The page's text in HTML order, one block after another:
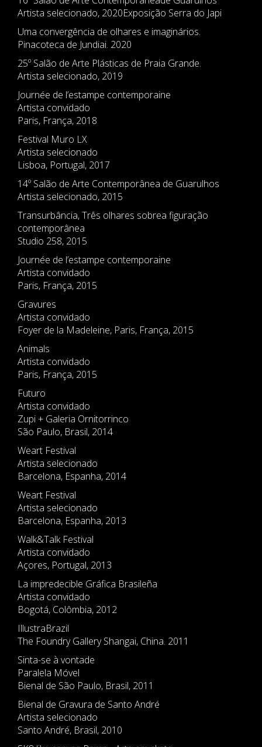
Artista selecionado, 2020Exposição Serra do Japi
Uma convergência de olhares e imaginários.
Pinacoteca de Jundiai. 2020
25º Salão de Arte Plásticas de Praia Grande.
Artista selecionado, 2019
Journée de l’estampe contemporaine
Artista convidado
Paris, França, 2018
Festival Muro LX
Artista selecionado
Lisboa, Portugal, 2017
14º Salão de Arte Contemporânea de Guarulhos
Artista selecionado, 2015
Transurbância, Três olhares sobrea figuração
contemporânea
Studio 258, 2015
Journée de l’estampe contemporaine
Artista convidado
Paris, França, 2015
Gravures
Artista convidado
Foyer de la Madeleine, Paris, França, 2015
Animals
Artista convidado
Paris, França, 2015
Futuro
Artista convidado
Zupi + Galeria Ornitorrinco
São Paulo, Brasil, 2014
Weart Festival
Artista selecionado
Barcelona, Espanha, 2014
Weart Festival
Artista selecionado
Barcelona, Espanha, 2013
Walk&Talk Festival
Artista convidado
Açores, Portugal, 2013
La impredecible Gráfica Brasileña
Artista convidado
Bogotá, Colômbia, 2012
IllustraBrazil
The Foundry Gallery Shangai, China. 2011
Sinta-se à vontade
Paralela Móvel
Bienal de São Paulo, Brasil, 2011
Bienal de Gravura de Santo André
Artista selecionado
Santo André, Brasil, 2010